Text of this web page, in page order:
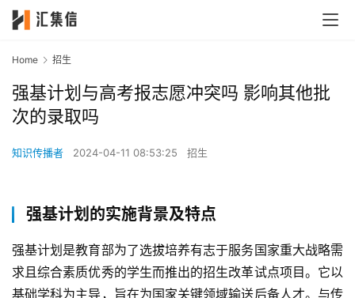
Home 招生
强基计划与高考报志愿冲突吗 影响其他批
次的录取吗
知识传播者 2024-04-11 08:53:25 招生
强基计划的实施背景及特点
强基计划是教育部为了选拔培养有志于服务国家重大战略需
求且综合素质优秀的学生而推出的招生改革试点项目。它以
基础学科为主导，旨在为国家关键领域输送后备人才。与传